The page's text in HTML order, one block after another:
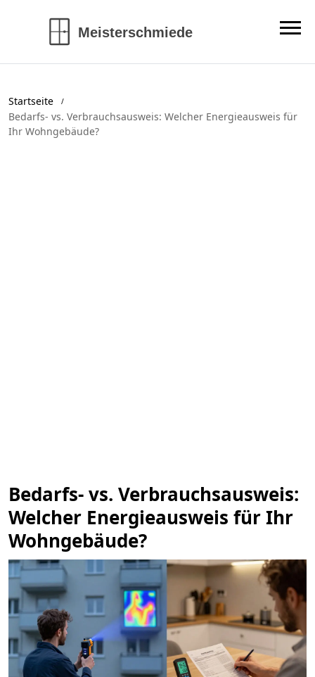
Startseite
Bedarfs- vs. Verbrauchsausweis: Welcher Energieausweis für
Ihr Wohngebäude?
Bedarfs- vs. Verbrauchsausweis:
Welcher Energieausweis für Ihr
Wohngebäude?